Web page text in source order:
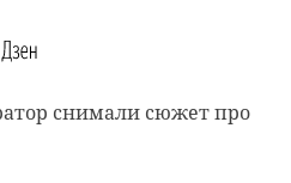
снимали сюжет про